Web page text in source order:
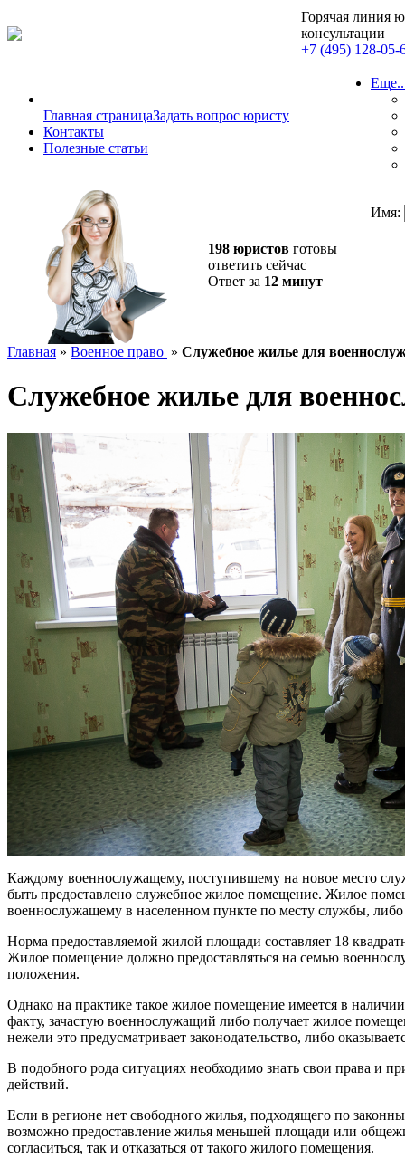
Горячая линия
консультации
+7 (495) 128-05-
Главная страницаЗадать вопрос юристу
Контакты
Полезные статьи
198 юристов готовы
ответить сейчас
Ответ за 12 минут
Имя:
Главная » Военное право » Служебное жилье для
Служебное жилье для
Каждому военнослужащему, поступившему на новое место
быть предоставлено служебное жилое помещение. Жилое
военнослужащему в населенном пункте по месту службы,
Норма предоставляемой жилой площади составляет 18
Жилое помещение должно предоставляться на семью
положения.
Однако на практике такое жилое помещение имеется в
факту, зачастую военнослужащий либо получает жилое
нежели это предусматривает законодательство, либо
В подобного рода ситуациях необходимо знать свои права и
действий.
Если в регионе нет свободного жилья, подходящего по
возможно предоставление жилья меньшей площади или
согласиться, так и отказаться от такого жилого помещения.